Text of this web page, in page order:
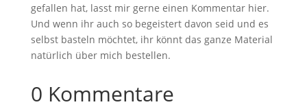
gefallen hat, lasst mir gerne einen Kommentar hier.
Und wenn ihr auch so begeistert davon seid und es
selbst basteln möchtet, ihr könnt das ganze Material
natürlich über mich bestellen.
0 Kommentare